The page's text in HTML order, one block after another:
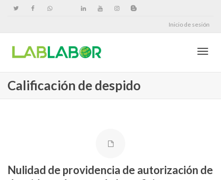
Inicio de sesión
Calificación de despido
Nulidad de providencia de autorización de